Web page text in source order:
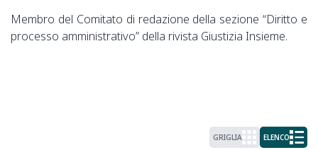
Membro del Comitato di redazione della sezione “Diritto e
processo amministrativo” della rivista Giustizia Insieme.
GRIGLIA ELENCO